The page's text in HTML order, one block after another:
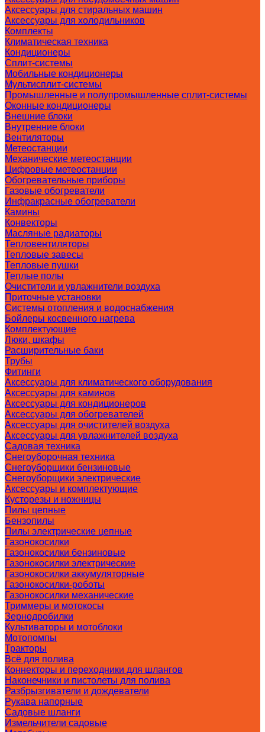
Аксессуары для стиральных машин
Аксессуары для холодильников
Комплекты
Климатическая техника
Кондиционеры
Сплит-системы
Мобильные кондиционеры
Мультисплит-системы
Промышленные и полупромышленные сплит-системы
Оконные кондиционеры
Внешние блоки
Внутренние блоки
Вентиляторы
Метеостанции
Механические метеостанции
Цифровые метеостанции
Обогревательные приборы
Газовые обогреватели
Инфракрасные обогреватели
Камины
Конвекторы
Масляные радиаторы
Тепловентиляторы
Тепловые завесы
Тепловые пушки
Теплые полы
Очистители и увлажнители воздуха
Приточные установки
Системы отопления и водоснабжения
Бойлеры косвенного нагрева
Комплектующие
Люки, шкафы
Расширительные баки
Трубы
Фитинги
Аксессуары для климатического оборудования
Аксессуары для каминов
Аксессуары для кондиционеров
Аксессуары для обогревателей
Аксессуары для очистителей воздуха
Аксессуары для увлажнителей воздуха
Садовая техника
Снегоуборочная техника
Снегоуборщики бензиновые
Снегоуборщики электрические
Аксессуары и комплектующие
Кусторезы и ножницы
Пилы цепные
Бензопилы
Пилы электрические цепные
Газонокосилки
Газонокосилки бензиновые
Газонокосилки электрические
Газонокосилки аккумуляторные
Газонокосилки-роботы
Газонокосилки механические
Триммеры и мотокосы
Зернодробилки
Культиваторы и мотоблоки
Мотопомпы
Тракторы
Всё для полива
Коннекторы и переходники для шлангов
Наконечники и пистолеты для полива
Разбрызгиватели и дождеватели
Рукава напорные
Садовые шланги
Измельчители садовые